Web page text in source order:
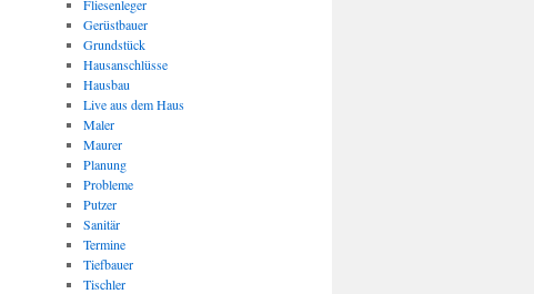
Fliesenleger
Gerüstbauer
Grundstück
Hausanschlüsse
Hausbau
Live aus dem Haus
Maler
Maurer
Planung
Probleme
Putzer
Sanitär
Termine
Tiefbauer
Tischler